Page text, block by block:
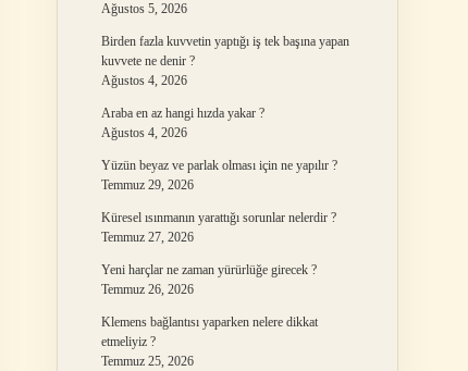
Ağustos 5, 2026
Birden fazla kuvvetin yaptığı iş tek başına yapan
kuvvete ne denir ?
Ağustos 4, 2026
Araba en az hangi hızda yakar ?
Ağustos 4, 2026
Yüzün beyaz ve parlak olması için ne yapılır ?
Temmuz 29, 2026
Küresel ısınmanın yarattığı sorunlar nelerdir ?
Temmuz 27, 2026
Yeni harçlar ne zaman yürürlüğe girecek ?
Temmuz 26, 2026
Klemens bağlantısı yaparken nelere dikkat
etmeliyiz ?
Temmuz 25, 2026